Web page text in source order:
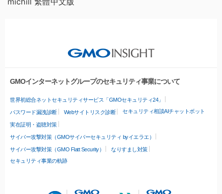
GMOインターネットグループのセキュリティ事業について
世界初総合ネットセキュリティサービス「GMOセキュリティ24」
パスワード漏洩診断 Webサイトリスク診断 セキュリティ相談AIチャットボット
実在証明・盗聴対策
サイバー攻撃対策（GMOサイバーセキュリティ byイエラエ）
サイバー攻撃対策（GMO Flatt Security）
なりすまし対策
セキュリティ事業の軌跡